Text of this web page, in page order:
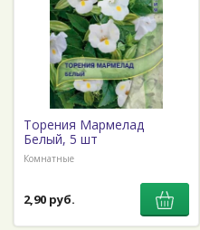
Торения Мармелад
Белый, 5 шт
Комнатные
2,90 руб.